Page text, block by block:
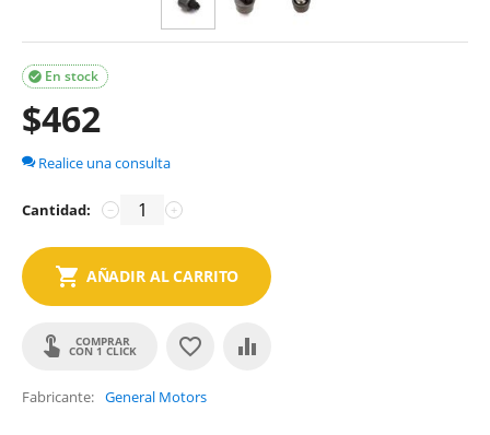
En stock

$462
Realice una consulta
Cantidad: +
−
AÑADIR AL CARRITO
COMPRAR
CON 1 CLICK
Fabricante General Motors